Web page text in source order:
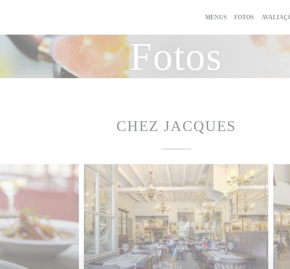
MENUS FOTOS
Fotos
CHEZ JACQUES